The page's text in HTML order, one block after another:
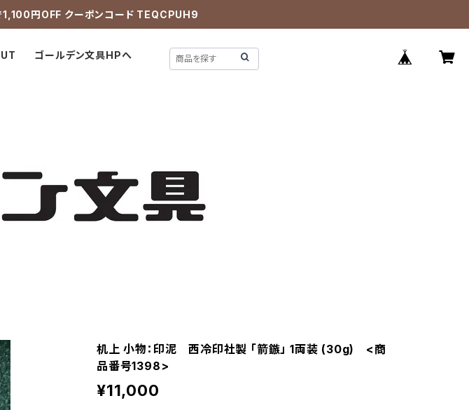
円OFF クーポンコード TEQCPUH9
ゴールデン文具HPへ
机上 小物：印泥 西冷印社製 「箭鏃」 1両装 (30g) <商
品番号1398>
¥11,000